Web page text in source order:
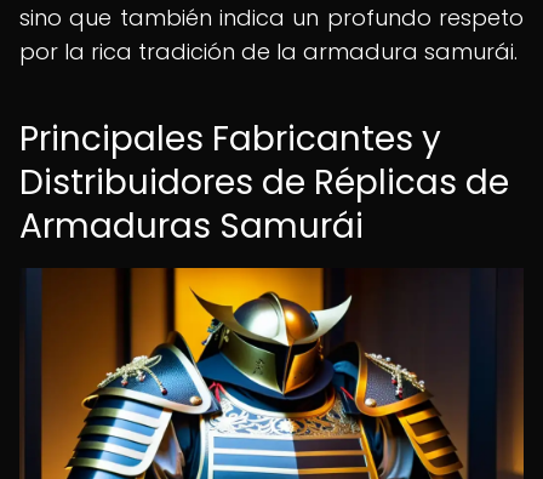
sino que también indica un profundo respeto
por la rica tradición de la armadura samurái.
Principales Fabricantes y
Distribuidores de Réplicas de
Armaduras Samurái